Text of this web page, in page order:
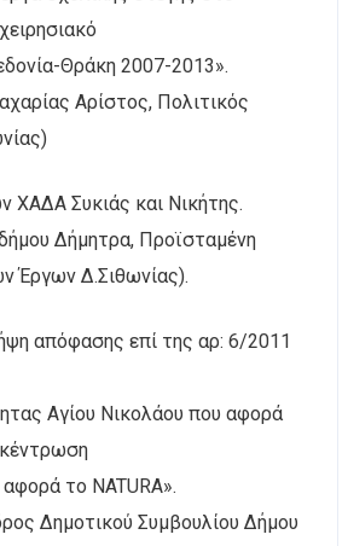
Θράκη 2007-2013».
Αρίστος, Πολιτικός
ΧΑΔΑ Συκιάς και Νικήτης.
Δήμητρα, Προϊσταμένη
Έργων Δ.Σιθωνίας).
απόφασης επί της αρ: 6/2011
Αγίου Νικολάου που αφορά
το NATURA».
Δημοτικού Συμβουλίου Δήμου